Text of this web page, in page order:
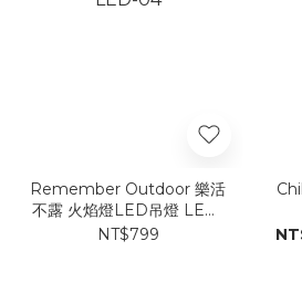
Remember Outdoor 樂活
不露 火焰燈LED吊燈 LED-
04
NT$799